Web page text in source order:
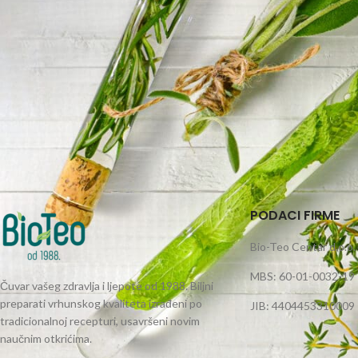
POVRATAK U TRGOVINU
Čuvar vašeg zdravlja i ljepote od 1988. Biljni
preparati vrhunskog kvaliteta izrađeni po
tradicionalnoj recepturi, usavršeni novim
naučnim otkrićima.
PODACI FIRME
Bio-Teo Centar d.o.o.
MBS: 60-01-0032-19
JIB: 4404453310009